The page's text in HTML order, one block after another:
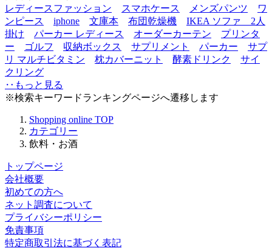
レディースファッション
スマホケース メンズパンツ
ワ
ンピース
iphone 文庫本 布団乾燥機
IKEA ソファ 2人
掛け
パーカー レディース オーダーカーテン
プリンタ
ー
ゴルフ 収納ボックス サプリメント パーカー
サプ
リ マルチビタミン
枕カバーニット 酵素ドリンク
サイ
クリング
‥もっと見る
※検索キーワードランキングページへ遷移します
Shopping online TOP
カテゴリー
飲料・お酒
トップページ
会社概要
初めての方へ
ネット調査について
プライバシーポリシー
免責事項
特定商取引法に基づく表記